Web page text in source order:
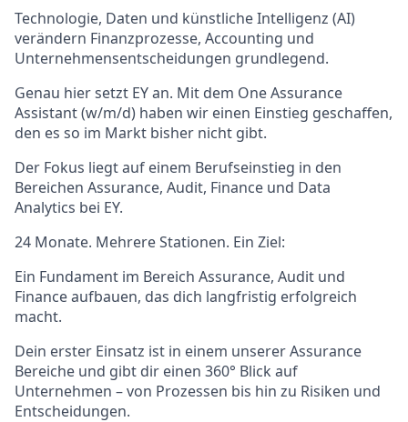
Technologie, Daten und künstliche Intelligenz (AI)
verändern Finanzprozesse, Accounting und
Unternehmensentscheidungen grundlegend.
Genau hier setzt EY an. Mit dem One Assurance
Assistant (w/m/d) haben wir einen Einstieg geschaffen,
den es so im Markt bisher nicht gibt.
Der Fokus liegt auf einem Berufseinstieg in den
Bereichen Assurance, Audit, Finance und Data
Analytics bei EY.
24 Monate. Mehrere Stationen. Ein Ziel:
Ein Fundament im Bereich Assurance, Audit und
Finance aufbauen, das dich langfristig erfolgreich
macht.
Dein erster Einsatz ist in einem unserer Assurance
Bereiche und gibt dir einen 360° Blick auf
Unternehmen – von Prozessen bis hin zu Risiken und
Entscheidungen.